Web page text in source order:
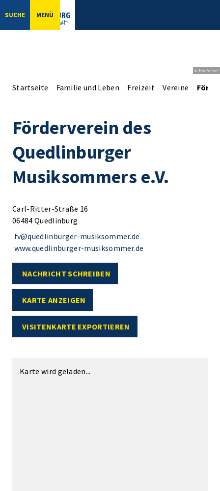
SUCHE MENÜ
© bbsferrari
Startseite Familie und Leben Freizeit Vereine
Förderverein des
Quedlinburger
Musiksommers e.V.
Carl-Ritter-Straße 16
06484 Quedlinburg
fv@quedlinburger-musiksommer.de
www.quedlinburger-musiksommer.de
NACHRICHT SCHREIBEN
KARTE ANZEIGEN
VISITENKARTE EXPORTIEREN
Karte wird geladen...